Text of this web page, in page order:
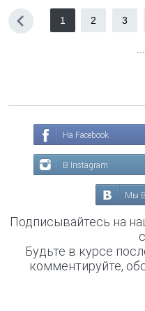
1 2 3
На Facebook
В Instagram
Мы
Подписывайтесь на
Будьте в курсе
комментируйте,